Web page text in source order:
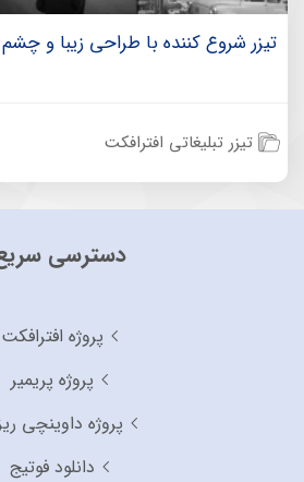
تیزر شروع کننده با طراحی زیبا و چشم
تیزر تبلیغاتی افترافکت
دسترسی
پروژه افترافکت
پروژه پریمیر
پروژه داوینچی
دانلود فوتیج